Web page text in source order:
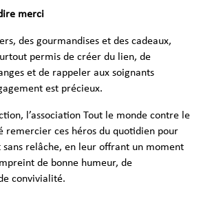
merci
des gourmandises et des cadeaux,
permis de créer du lien, de
et de rappeler aux soignants
est précieux.
l’association Tout le monde contre le
remercier ces héros du quotidien pour
sans relâche, en leur offrant un moment
de bonne humeur, de
convivialité.